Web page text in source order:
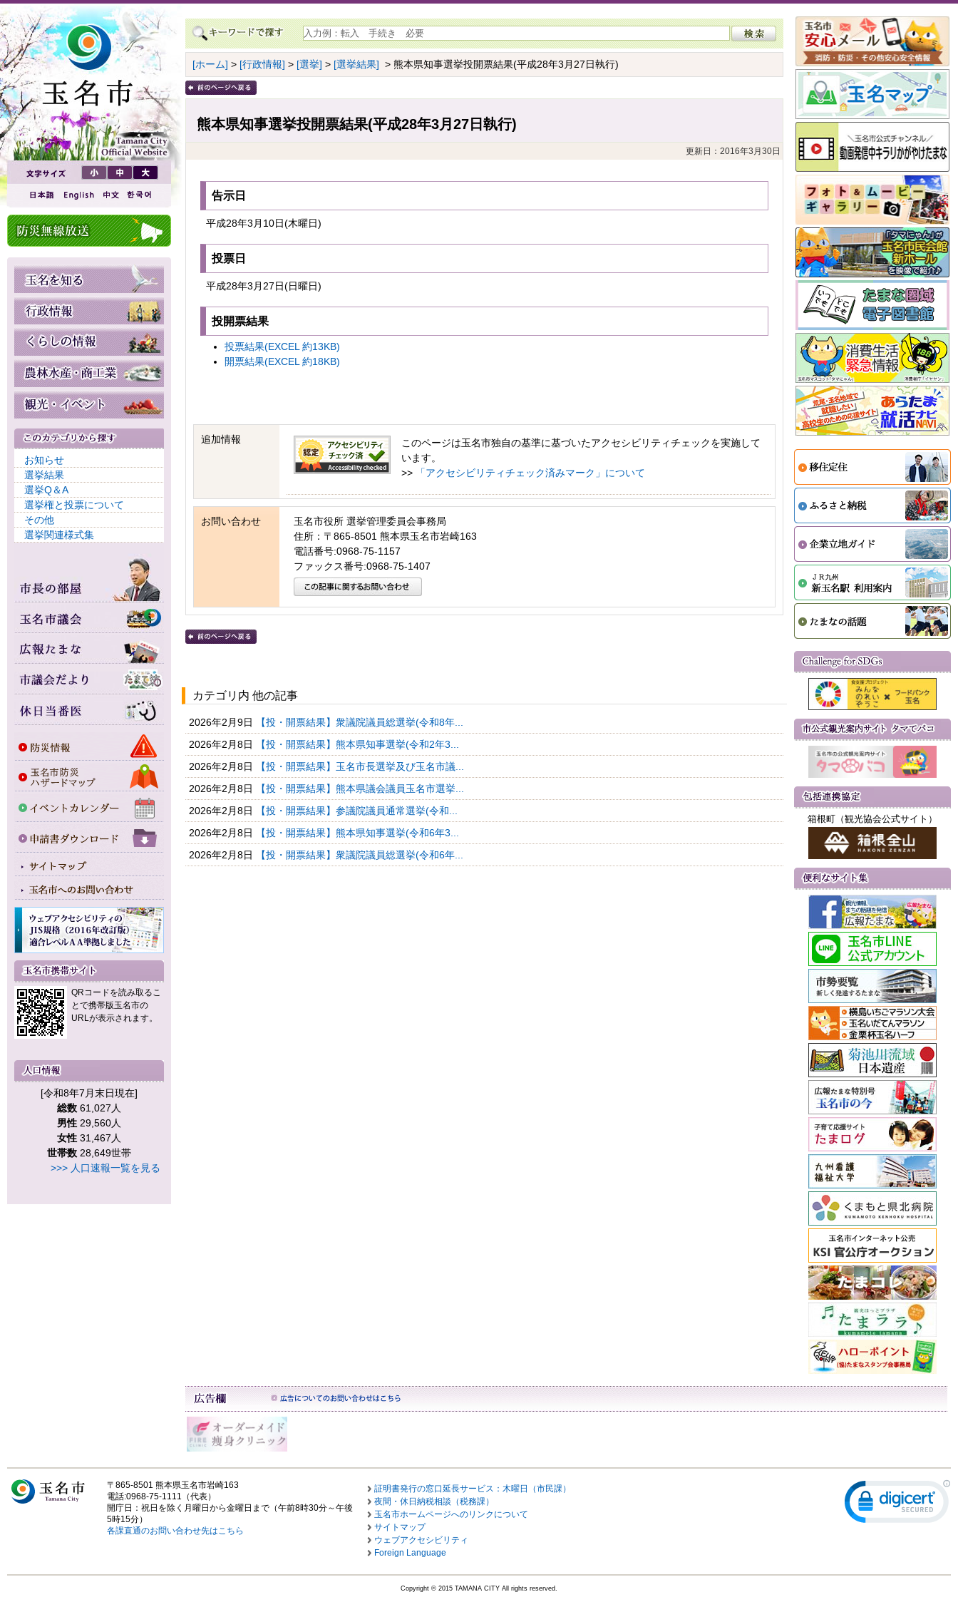
お知らせ
選挙結果
選挙Q＆A
選挙権と投票について
その他
選挙関連様式集
QRコードを読み取るこ
とで携帯版玉名市の
URLが表示されます。
[令和8年7月末日現在]
総数 61,027人
男性 29,560人
女性 31,467人
世帯数 28,649世帯
>>> 人口速報一覧を見る
[ホーム] > [行政情報] > [選挙] > [選挙結果] > 熊本県知事選挙投開票結果(平成28年3月27日執行)
熊本県知事選挙投開票結果(平成28年3月27日執行)
更新日：2016年3月30日
告示日
平成28年3月10日(木曜日)
投票日
平成28年3月27日(日曜日)
投開票結果
投票結果(EXCEL 約13KB)
開票結果(EXCEL 約18KB)
追加情報
このページは玉名市独自の基準に基づいたアクセシビリティチェックを実施して
います。
>>
「アクセシビリティチェック済みマーク」について
お問い合わせ
玉名市役所 選挙管理委員会事務局
住所：〒865-8501 熊本県玉名市岩崎163
電話番号:0968-75-1157
ファックス番号:0968-75-1407
カテゴリ内 他の記事
2026年2月9日
【投・開票結果】衆議院議員総選挙(令和8年...
2026年2月8日
【投・開票結果】熊本県知事選挙(令和2年3...
2026年2月8日
【投・開票結果】玉名市長選挙及び玉名市議...
2026年2月8日
【投・開票結果】熊本県議会議員玉名市選挙...
2026年2月8日
【投・開票結果】参議院議員通常選挙(令和...
2026年2月8日
【投・開票結果】熊本県知事選挙(令和6年3...
2026年2月8日
【投・開票結果】衆議院議員総選挙(令和6年...
箱根町（観光協会公式サイト）
〒865-8501 熊本県玉名市岩崎163
電話:0968-75-1111（代表）
開庁日：祝日を除く月曜日から金曜日まで（午前8時30分～午後
5時15分）
各課直通のお問い合わせ先はこちら
証明書発行の窓口延長サービス：木曜日（市民課）
夜間・休日納税相談（税務課）
玉名市ホームページへのリンクについて
サイトマップ
ウェブアクセシビリティ
Foreign Language
Copyright © 2015 TAMANA CITY All rights reserved.